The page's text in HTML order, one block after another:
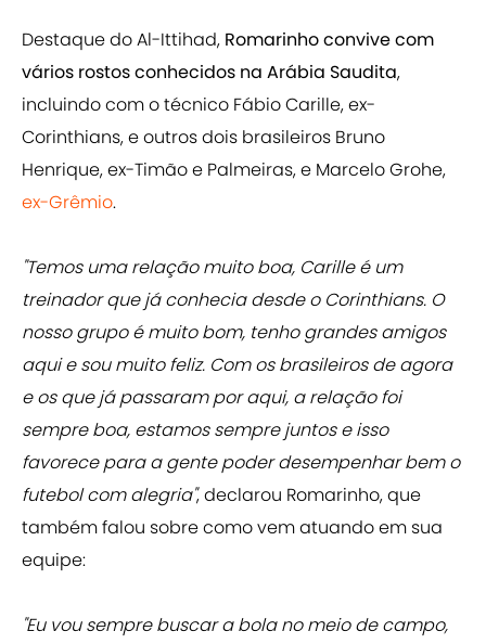
Destaque do Al-Ittihad, Romarinho convive com
vários rostos conhecidos na Arábia Saudita,
incluindo com o técnico Fábio Carille, ex-
Corinthians, e outros dois brasileiros Bruno
Henrique, ex-Timão e Palmeiras, e Marcelo Grohe,
ex-Grêmio.
"Temos uma relação muito boa, Carille é um
treinador que já conhecia desde o Corinthians. O
nosso grupo é muito bom, tenho grandes amigos
aqui e sou muito feliz. Com os brasileiros de agora
e os que já passaram por aqui, a relação foi
sempre boa, estamos sempre juntos e isso
favorece para a gente poder desempenhar bem o
futebol com alegria", declarou Romarinho, que
também falou sobre como vem atuando em sua
equipe:
"Eu vou sempre buscar a bola no meio de campo,